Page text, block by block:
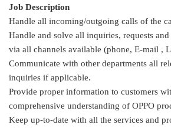
Job Description
Handle all incoming/outgoing calls of the
Handle and solve all inquiries, requests
via all channels available (phone, E-mail ,
Communicate with other departments all
inquiries if applicable.
Provide proper information to customers
comprehensive understanding of OPPO
Keep up-to-date with all the services and